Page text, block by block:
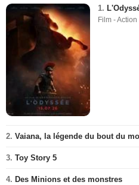
1.
Film - Action
2. Vaiana, la légende du bout du
3. Toy Story 5
4. Des Minions et des monstres